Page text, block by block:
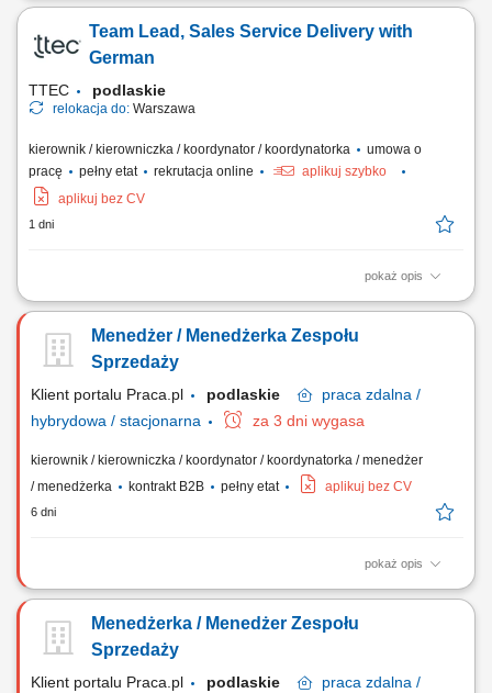
Planowania Finansowego, rekrutacja i wdrażanie nowych
Konsultantów w Twoim zespole, rozwijanie wiedzy produktowej i
Team Lead, Sales Service Delivery with
German
TTEC podlaskie
relokacja do: Warszawa
kierownik / kierowniczka / koordynator / koordynatorka
umowa o
pracę
pełny etat rekrutacja online
aplikuj szybko
aplikuj bez CV
1 dni
pokaż opis
Opis stanowiska: Wspieranie i motywowanie zespołu w osiąganiu
problemów i eskalacji klientów; Zapewnianie wysokiej jakości obsługi
klienta podczas każdej rozmowy; Pełnienie roli menedżera pierwszej
Menedżer / Menedżerka Zespołu
Sprzedaży
Klient portalu Praca.pl podlaskie praca zdalna /
hybrydowa / stacjonarna
za 3 dni wygasa
kierownik / kierowniczka / koordynator / koordynatorka / menedżer
/ menedżerka
kontrakt B2B pełny etat aplikuj bez CV
6 dni
pokaż opis
Rekrutacja i budowa zespołu Doradców Ubezpieczeniowych.
Wdrażanie nowych Doradców w sprzedaż produktów
ubezpieczeniowych. Bieżące wsparcie zespołu w realizacji celów.
Menedżerka / Menedżer Zespołu
Sprzedaży
Klient portalu Praca.pl podlaskie praca zdalna /